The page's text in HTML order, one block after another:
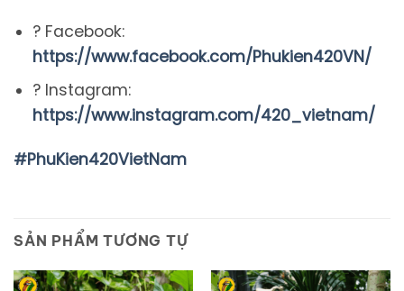
? Facebook:
https://www.facebook.com/Phukien420VN/
? Instagram:
https://www.instagram.com/420_vietnam/
#PhuKien420VietNam
SẢN PHẨM TƯƠNG TỰ